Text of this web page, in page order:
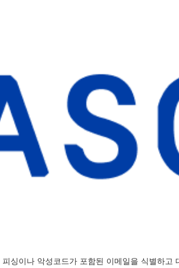
싱이나 악성코드가 포함된 이메일을 식별하